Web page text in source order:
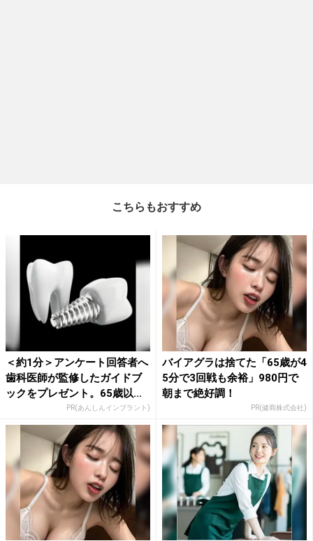
こちらもおすすめ
＜約1分＞アンケート回答者へ
歯科医師が監修したガイドブ
ックをプレゼント。65歳以...
PR(あんしんインプラント)
バイアグラは捨てた「65歳が4
5分で3回戦も余裕」980円で
朝まで絶好調！
PR(健商株式会社)